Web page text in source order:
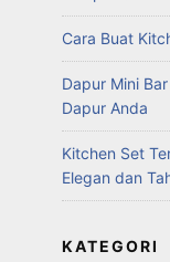
Cara Buat
Dapur Mini
Dapur Anda
Kitchen Set
Elegan dan
KATEGORI